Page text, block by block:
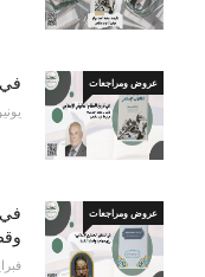
في عروض ومراجعات
يونيو 24,
في
عروض ومراجعات
فبراير 07,